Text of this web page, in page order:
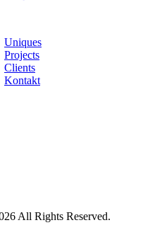
Uniques
Projects
Clients
Kontakt
All Rights Reserved.